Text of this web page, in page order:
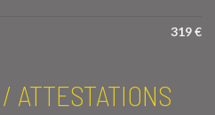
319 €
ATTESTATIONS